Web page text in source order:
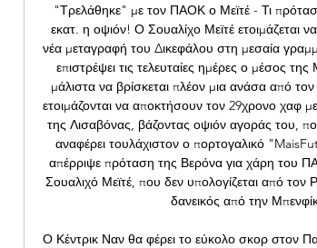
"Τρελάθηκε" με τον ΠΑΟΚ ο Μεϊτέ - Τι
εκατ. η οψιόν! Ο Σουαλίχο Μεϊτέ ετοιμάζεται
νέα μεταγραφή του Δικεφάλου στη μεσαία
επιστρέψει τις τελευταίες ημέρες ο μέσος
μάλιστα να βρίσκεται πλέον μια ανάσα από
ετοιμάζονται να αποκτήσουν τον 29χρονο χαφ
της Λισαβόνας, βάζοντας οψιόν αγοράς του,
αναφέρει τουλάχιστον ο πορτογαλικό
απέρριψε πρόταση της Βερόνα για χάρη
Σουαλιχό Μεϊτέ, που δεν υπολογίζεται από
δανεικός από την
Ο Κέντρικ Ναν θα φέρει το εύκολο σκορ στον